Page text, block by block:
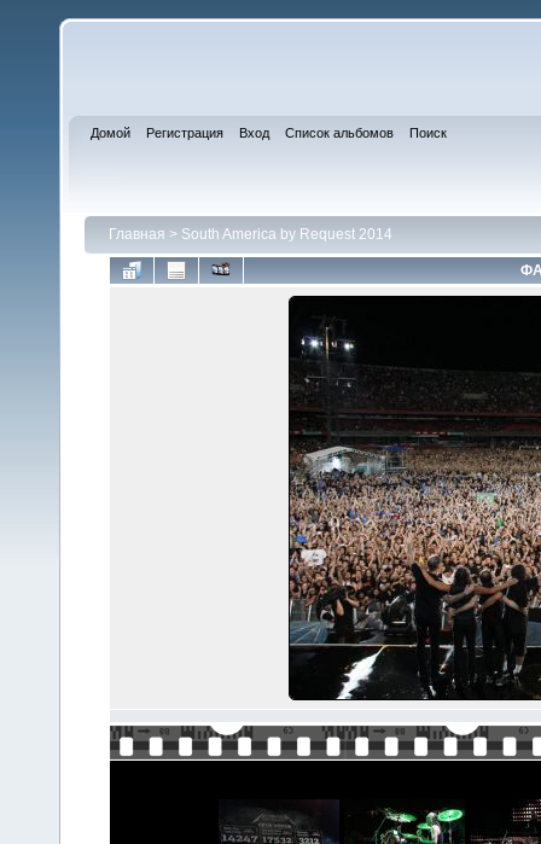
Домой Регистрация Вход Список альбомов Поиск
Главная > South America by Request 2014